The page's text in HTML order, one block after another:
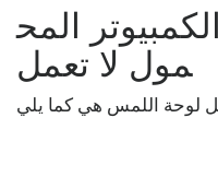
المح
مول لا تعمل